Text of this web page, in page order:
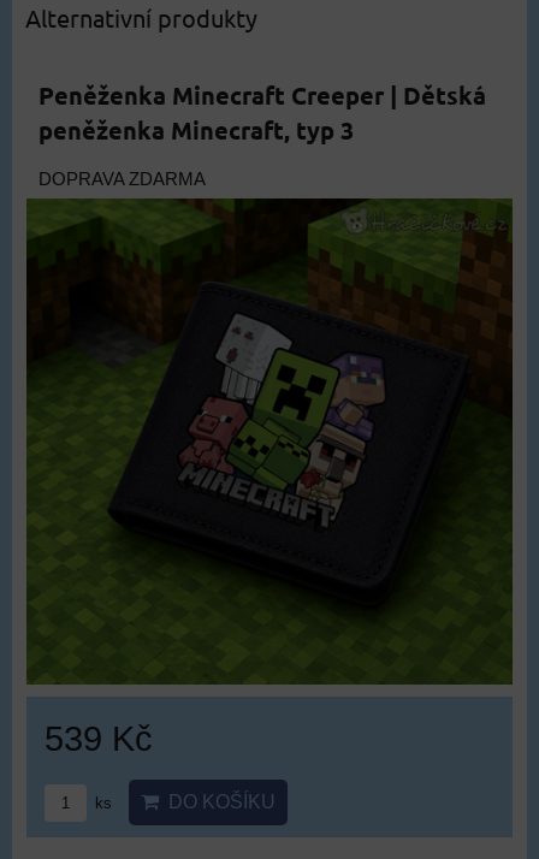
Alternativní produkty
Peněženka Minecraft Creeper | Dětská
peněženka Minecraft, typ 3
DOPRAVA ZDARMA
539 Kč
ks DO KOŠÍKU